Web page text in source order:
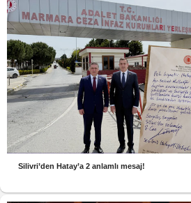
Silivri’den Hatay’a 2 anlamlı mesaj!